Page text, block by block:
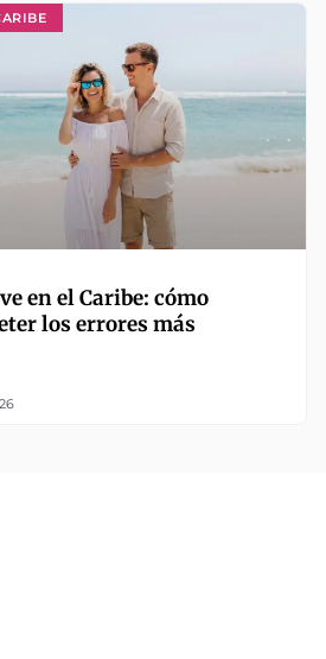
en el Caribe: cómo
los errores más